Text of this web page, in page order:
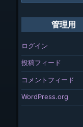
管理用
ログイン
投稿フィード
コメントフィード
WordPress.org